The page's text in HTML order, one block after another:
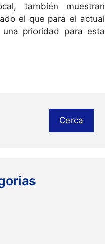
también muestran
el que para el actual
prioridad para esta
Cerca